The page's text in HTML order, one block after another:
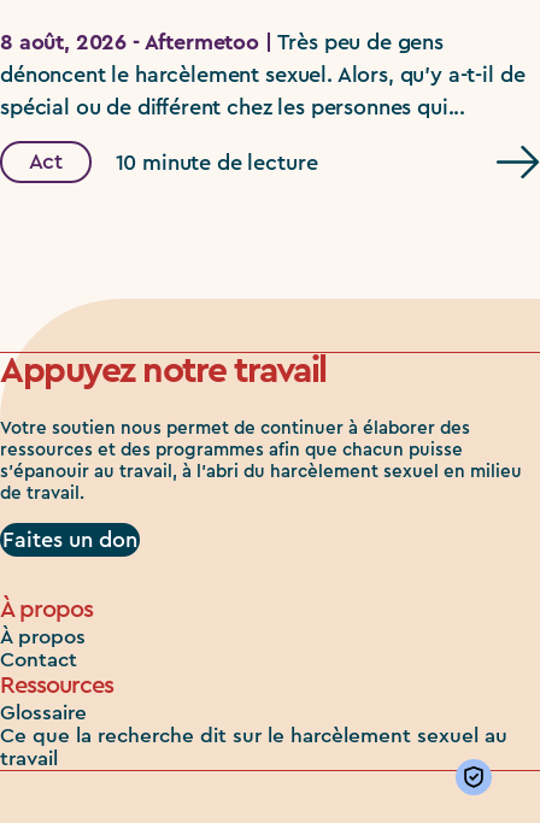
8 août, 2026 - Aftermetoo |
Très peu de gens
dénoncent le harcèlement sexuel. Alors, qu’y a-t-il de
spécial ou de différent chez les personnes qui...
Act 10 minute de lecture
Appuyez notre travail
Votre soutien nous permet de continuer à élaborer des
ressources et des programmes afin que chacun puisse
s'épanouir au travail, à l'abri du harcèlement sexuel en milieu
de travail.
Faites un don
À propos
À propos
Contact
Ressources
Glossaire
Ce que la recherche dit sur le harcèlement sexuel au
travail